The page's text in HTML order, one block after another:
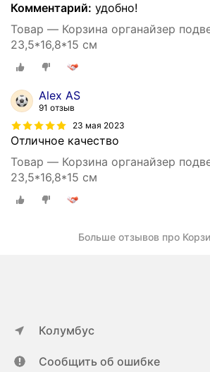
Комментарий: удобно!
Товар — Корзина органайзер
23,5*16,8*15 см
Alex AS
91 отзыв
23 мая 2023
Отличное качество
Товар — Корзина органайзер
23,5*16,8*15 см
Больше отзывов про
Колумбус
Сообщить об ошибке